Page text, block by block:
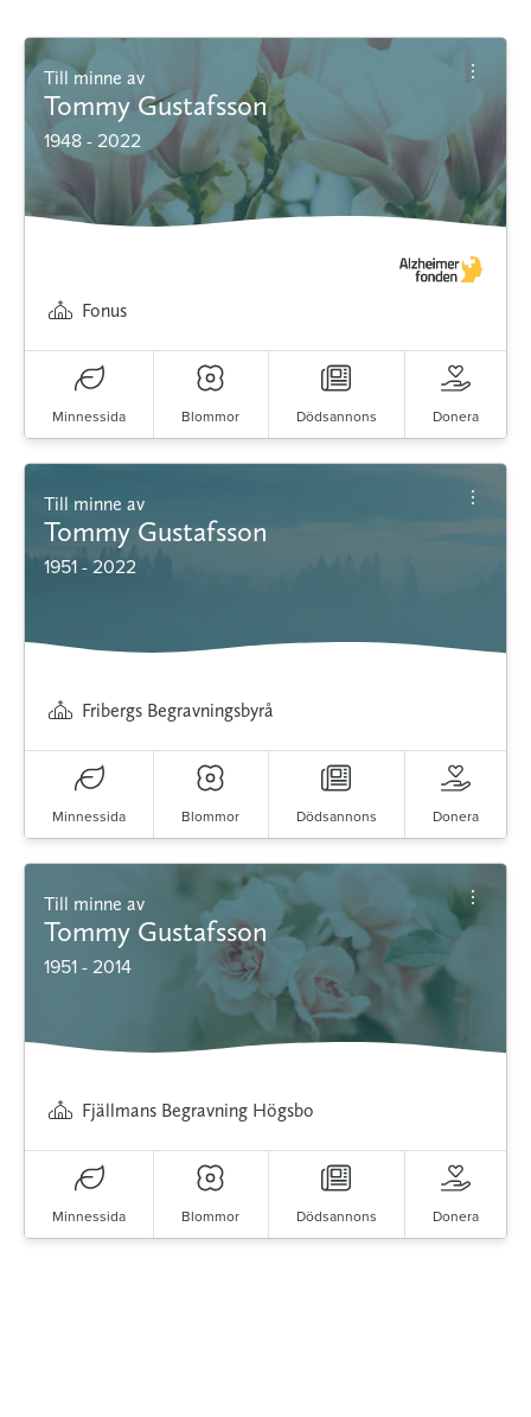
Till minne av
Tommy Gustafsson
1948 - 2022
Fonus
Minnessida Blommor Dödsannons Donera
Till minne av
Tommy Gustafsson
1951 - 2022
Fribergs Begravningsbyrå
Minnessida Blommor Dödsannons Donera
Till minne av
Tommy Gustafsson
1951 - 2014
Fjällmans Begravning Högsbo
Minnessida Blommor Dödsannons Donera